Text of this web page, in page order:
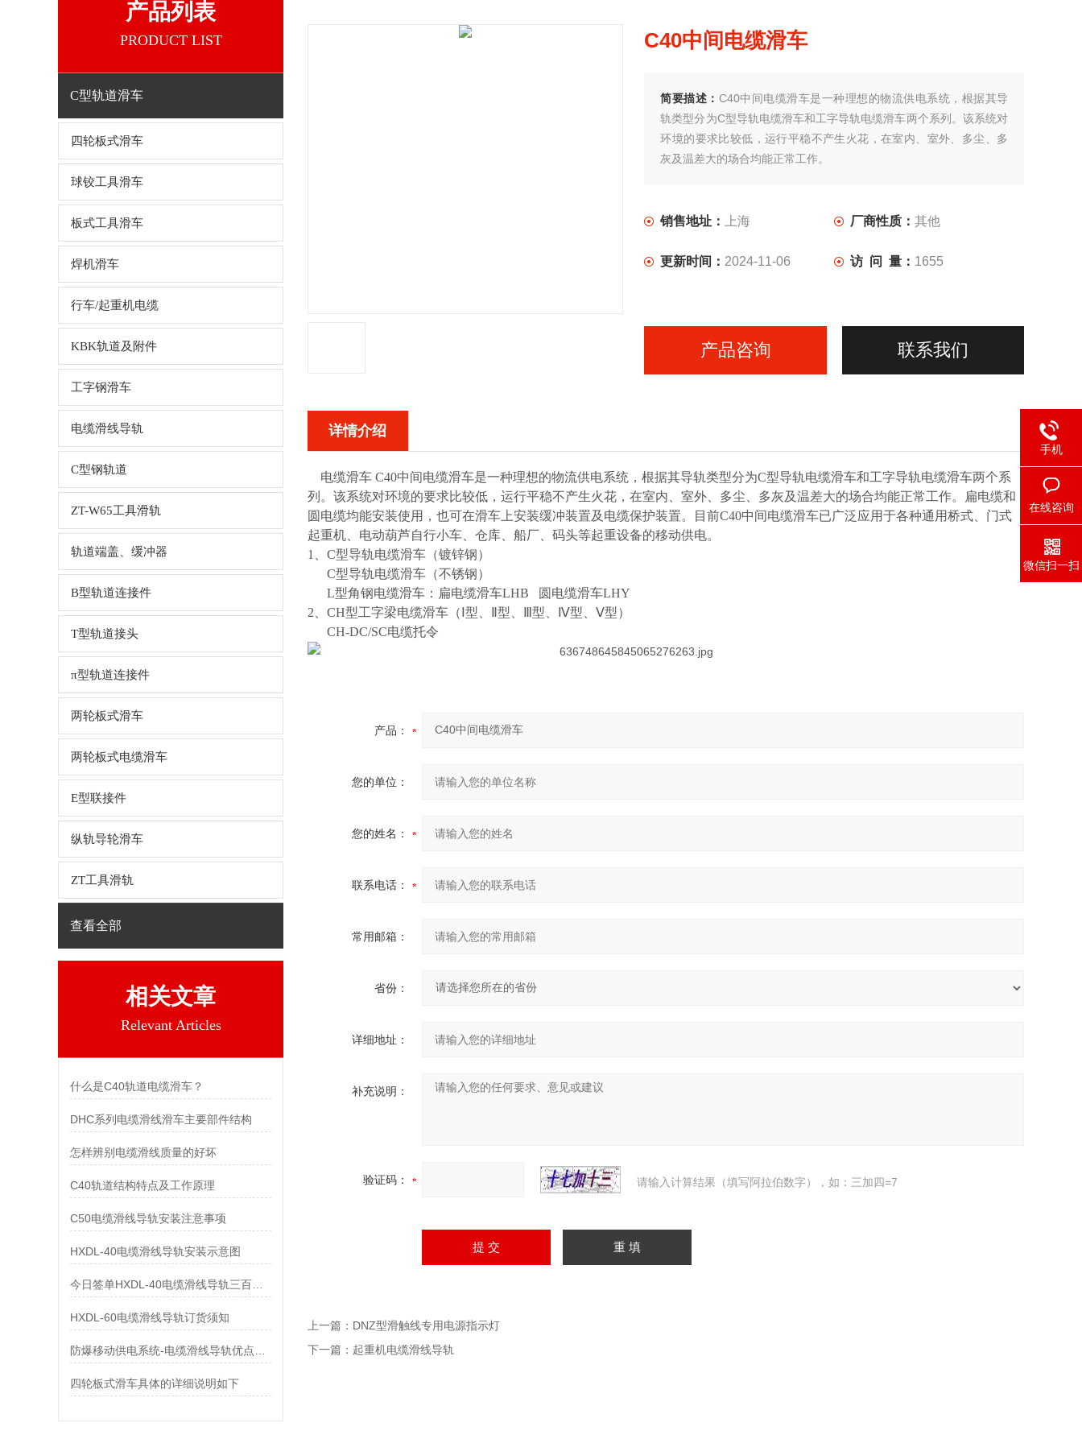
产品列表
PRODUCT LIST
C型轨道滑车
四轮板式滑车
球铰工具滑车
板式工具滑车
焊机滑车
行车/起重机电缆
KBK轨道及附件
工字钢滑车
电缆滑线导轨
C型钢轨道
ZT-W65工具滑轨
轨道端盖、缓冲器
B型轨道连接件
T型轨道接头
π型轨道连接件
两轮板式滑车
两轮板式电缆滑车
E型联接件
纵轨导轮滑车
ZT工具滑轨
查看全部
相关文章
Relevant Articles
什么是C40轨道电缆滑车？
DHC系列电缆滑线滑车主要部件结构
怎样辨别电缆滑线质量的好坏
C40轨道结构特点及工作原理
C50电缆滑线导轨安装注意事项
HXDL-40电缆滑线导轨安装示意图
今日签单HXDL-40电缆滑线导轨三百米！
HXDL-60电缆滑线导轨订货须知
四轮板式滑车具体的详细说明如下
C40中间电缆滑车
简要描述： C40中间电缆滑车是一种理想的物流供电系统，根据其导
轨类型分为C型导轨电缆滑车和工字导轨电缆滑车两个系列。该系统对
环境的要求比较低，运行平稳不产生火花，在室内、室外、多尘、多
灰及温差大的场合均能正常工作。
销售地址： 上海 厂商性质：其他
更新时间： 2024-11-06 访 问 量： 1655
产品咨询 联系我们
详情介绍
电缆滑车 C40中间电缆滑车是一种理想的物流供电系统，根据其导轨类型分为C型导轨电缆滑车和工字导轨电缆滑车两个系
列。该系统对环境的要求比较低，运行平稳不产生火花，在室内、室外、多尘、多灰及温差大的场合均能正常工作。扁电缆和
圆电缆均能安装使用，也可在滑车上安装缓冲装置及电缆保护装置。目前C40中间电缆滑车已广泛应用于各种通用桥式、门式
起重机、电动葫芦自行小车、仓库、船厂、码头等起重设备的移动供电。
1、C型导轨电缆滑车（镀锌钢）
C型导轨电缆滑车（不锈钢）
L型角钢电缆滑车：扁电缆滑车LHB 圆电缆滑车LHY
2、CH型工字梁电缆滑车（Ⅰ型、Ⅱ型、Ⅲ型、Ⅳ型、Ⅴ型）
CH-DC/SC电缆托令
产品：
您的单位：
您的姓名：
联系电话：
常用邮箱：
省份：
详细地址：
补充说明：
验证码： 请输入计算结果（填写阿拉伯数字），如：三加四=7
上一篇： DNZ型滑触线专用电源指示灯
下一篇： 起重机电缆滑线导轨
手机
在线咨询
微信扫一扫